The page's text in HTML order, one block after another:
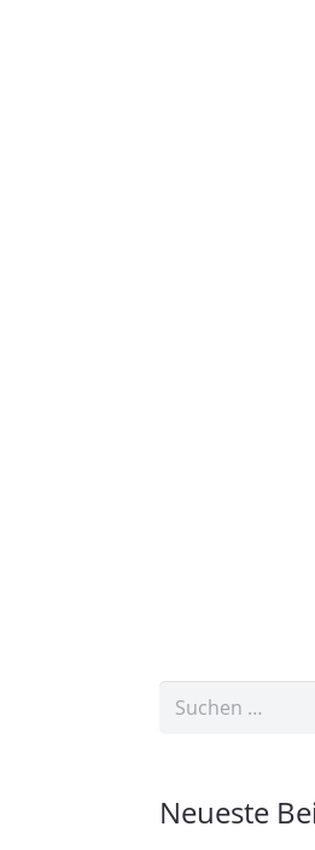
Suchen
Neueste